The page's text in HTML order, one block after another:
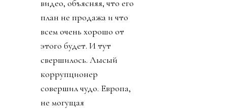
видео, объясняя, что его
план не продажа и что
всем очень хорошо от
этого будет. И тут
свершилось. Лысый
коррупционер
совершил чудо. Европа,
не могущая